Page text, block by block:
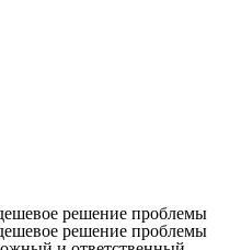
решение проблемы
решение проблемы